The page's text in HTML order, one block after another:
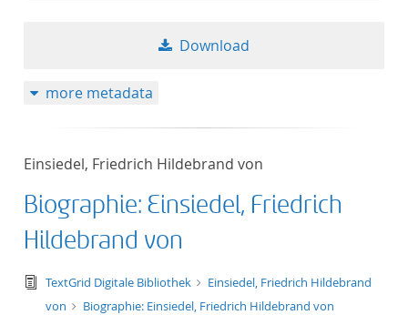
Download
more metadata
Einsiedel, Friedrich Hildebrand von
Biographie: Einsiedel, Friedrich
Hildebrand von
text/tg.edition+tg.aggregation+xml
TextGrid Digitale Bibliothek
Einsiedel, Friedrich Hildebrand
von
Biographie: Einsiedel, Friedrich Hildebrand von